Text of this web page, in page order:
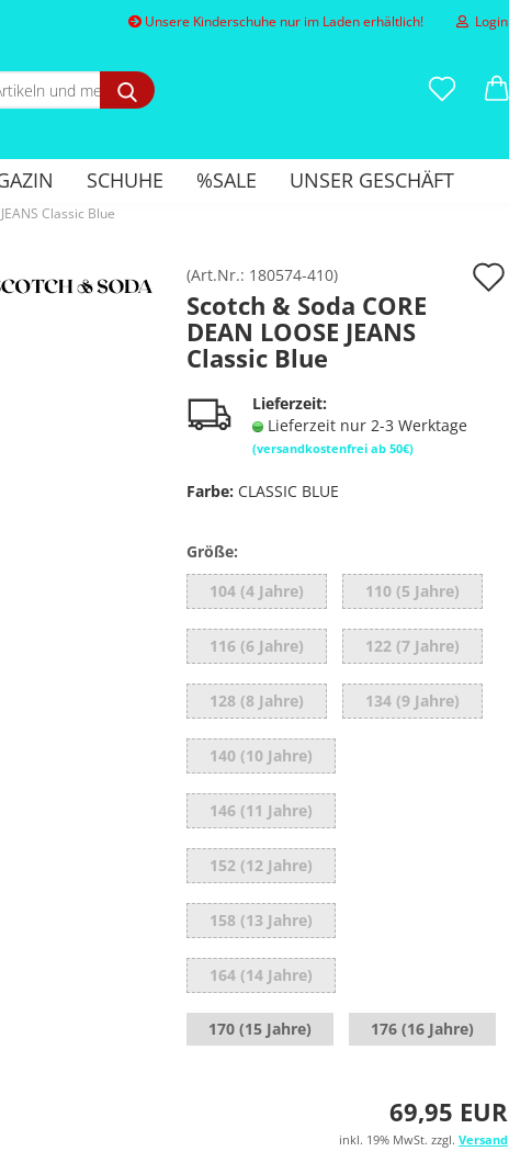
Unsere Kinderschuhe nur im Laden erhältlich! Login
Konto erstellen
Passwort vergessen?
Suche
nach
und
mehr...
SCHUHE %SALE UNSER GESCHÄFT
Classic Blue
(Art.Nr.: 180574-410)
Scotch & Soda CORE
DEAN LOOSE JEANS
Classic Blue
Lieferzeit:
Lieferzeit nur 2-3 Werktage
(versandkostenfrei ab 50€)
Farbe: CLASSIC BLUE
Größe:
104 (4 Jahre)
110 (5 Jahre)
116 (6 Jahre) 122 (7 Jahre)
128 (8 Jahre) 134 (9 Jahre)
140 (10 Jahre)
146 (11 Jahre)
152 (12 Jahre)
158 (13 Jahre)
164 (14 Jahre)
170 (15 Jahre) 176 (16 Jahre)
69,95 EUR
inkl. 19% MwSt. zzgl. Versand